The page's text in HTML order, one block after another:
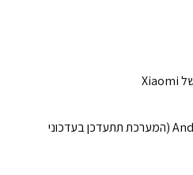
Android 14 Xiaomi HyperOS (המערכת תתעדכן בעדכוני